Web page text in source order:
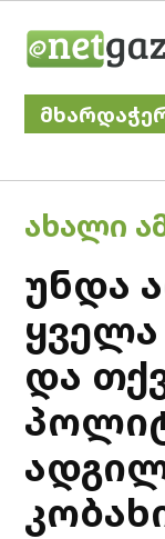
POSTED
IN
ᲐᲮᲐᲚᲘ
უნდა
და